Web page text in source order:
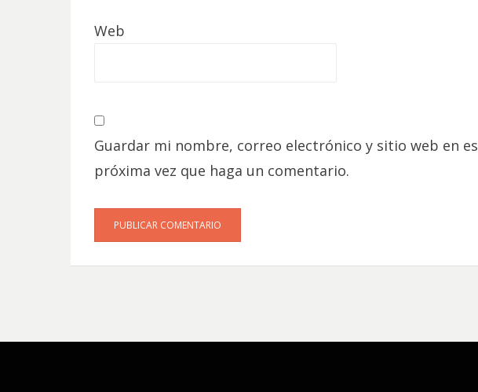
Web
Guardar mi nombre, correo electrónico y sitio web en
próxima vez que haga un comentario.